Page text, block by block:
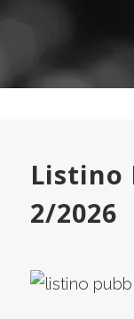
Listino
2/2026